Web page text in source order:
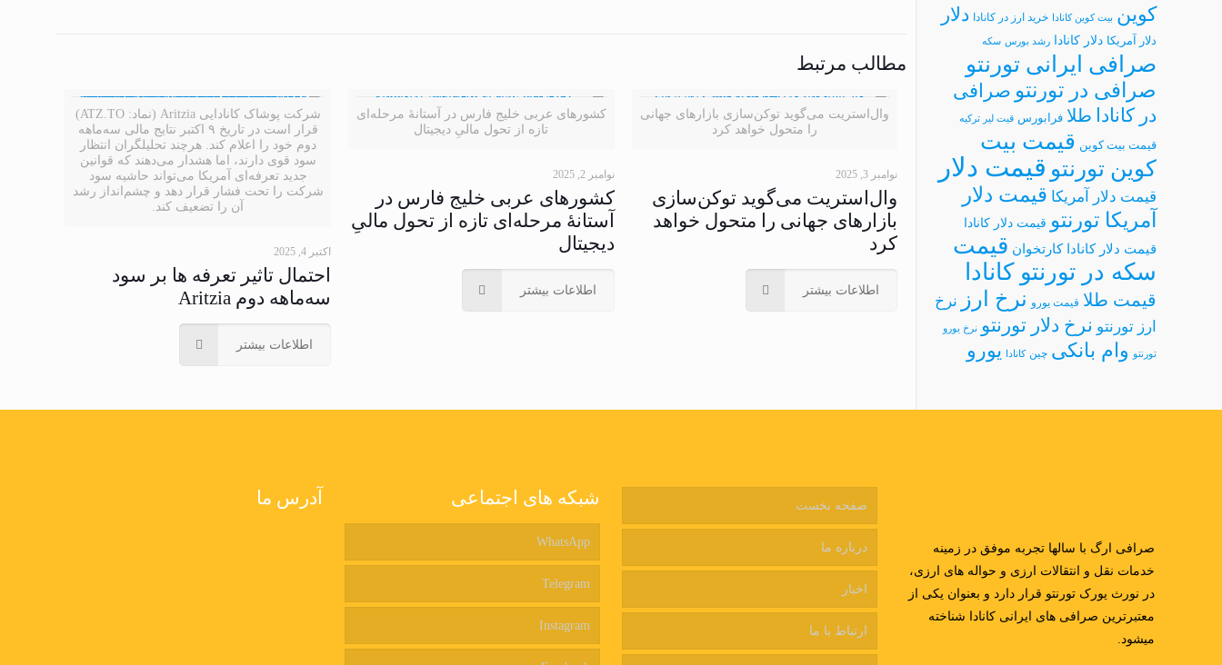
مطالب مرتبط
وال‌استریت می‌گوید توکن‌سازی بازارهای جهانی
را متحول خواهد کرد
نوامبر 3, 2025
وال‌استریت می‌گوید توکن‌سازی
بازارهای جهانی را متحول خواهد
کرد
اطلاعات بیشتر
کشورهای عربی خلیج فارس در آستانهٔ مرحله‌ای
تازه از تحول مالیِ دیجیتال
نوامبر 2, 2025
کشورهای عربی خلیج فارس در
آستانهٔ مرحله‌ای تازه از تحول مالیِ
دیجیتال
اطلاعات بیشتر
شرکت پوشاک کانادایی Aritzia (نماد: ATZ.TO)
قرار است در تاریخ ۹ اکتبر نتایج مالی سه‌ماهه
دوم خود را اعلام کند. هرچند تحلیلگران انتظار
سود قوی دارند، اما هشدار می‌دهند که قوانین
جدید تعرفه‌ای آمریکا می‌تواند حاشیه سود
شرکت را تحت فشار قرار دهد و چشم‌انداز رشد
آن را تضعیف کند.
اکتبر 4, 2025
احتمال تاثیر تعرفه ها بر سود
سه‌ماهه دوم Aritzia
اطلاعات بیشتر
کوین بیت کوین کانادا خرید ارز در کانادا دلار
دلار آمریکا دلار کانادا رشد بورس سکه
صرافی ایرانی تورنتو
صرافی در تورنتو صرافی
در کانادا طلا فرابورس قیت لیر ترکیه
قیمت بیت کوین قیمت بیت
کوین تورنتو قیمت دلار
قیمت دلار آمریکا قیمت دلار
آمریکا تورنتو قیمت دلار کانادا
قیمت دلار کانادا کارتخوان قیمت
سکه در تورنتو کانادا
قیمت طلا قیمت یورو نرخ ارز
نرخ
ارز تورنتو نرخ دلار تورنتو نرخ یورو
تورنتو وام بانکی چین کانادا یورو
صرافی ارگ با سالها تجربه موفق در زمینه
خدمات نقل و انتقالات ارزی و حواله های ارزی،
در نورث یورک تورنتو قرار دارد و بعنوان یکی از
معتبرترین صرافی های ایرانی کانادا شناخته
میشود.
صفحه نخست
درباره ما
اخبار
ارتباط با ما
شبکه های اجتماعی
WhatsApp
Telegram
Instagram
آدرس ما